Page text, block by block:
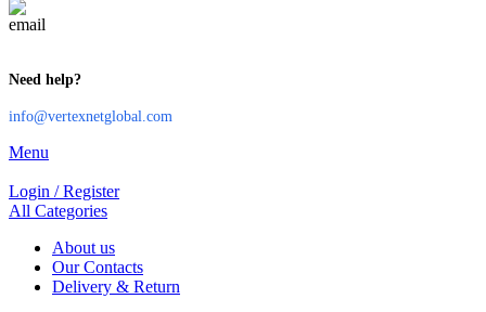
Need help?
info@vertexnetglobal.com
Menu
Login / Register
All Categories
About us
Our Contacts
Delivery & Return